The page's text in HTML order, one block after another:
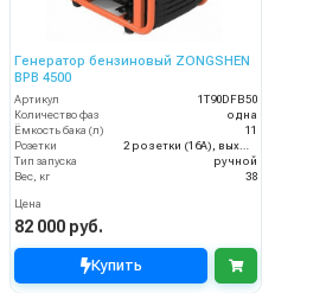
Генератор бензиновый ZONGSHEN
BPB 4500
Артикул
1T90DFB50
Количество фаз
одна
Ёмкость бака (л)
11
Розетки
Тип запуска
ручной
Вес, кг
38
Цена
82 000 руб.
Купить